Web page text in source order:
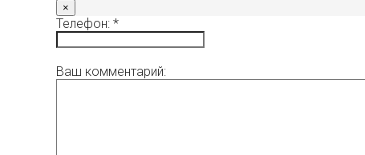
×
Телефон: *
Ваш комментарий: